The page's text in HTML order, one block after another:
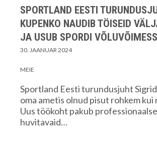
SPORTLAND EESTI
KUPENKO NAUDIB TÖISEID
JA USUB SPORDI
30. JAANUAR 2024
MEIE
Sportland Eesti turundusjuht
oma ametis olnud pisut rohkem kui
Uus töökoht pakub
huvitavaid…